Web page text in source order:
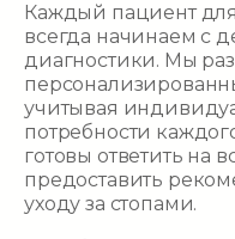
Каждый пациент
всегда начинаем с
диагностики. Мы
учитывая
потребности
готовы ответить на
предоставить
уходу за стопами.